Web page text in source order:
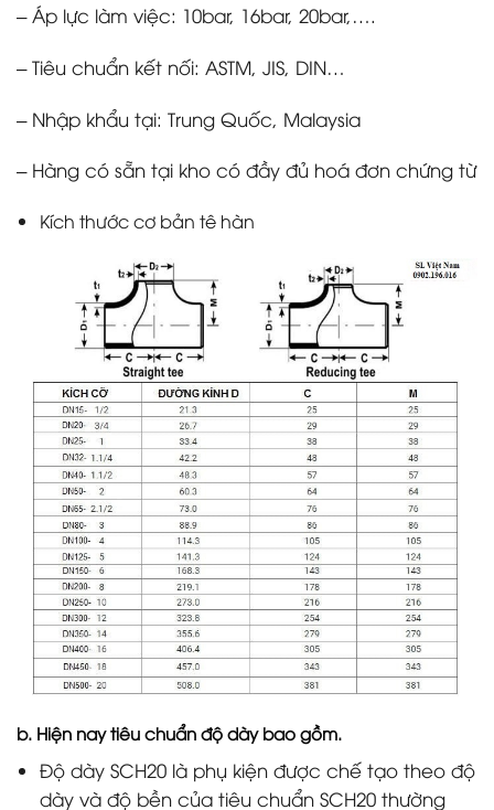
– Áp lực làm việc: 10bar, 16bar, 20bar,….
– Tiêu chuẩn kết nối: ASTM, JIS, DIN…
– Nhập khẩu tại: Trung Quốc, Malaysia
– Hàng có sẵn tại kho có đầy đủ hoá đơn chứng từ
Kích thước cơ bản tê hàn
b. Hiện nay tiêu chuẩn độ dày bao gồm.
Độ dày SCH20 là phụ kiện được chế tạo theo độ
dày và độ bền của tiêu chuẩn SCH20 thường